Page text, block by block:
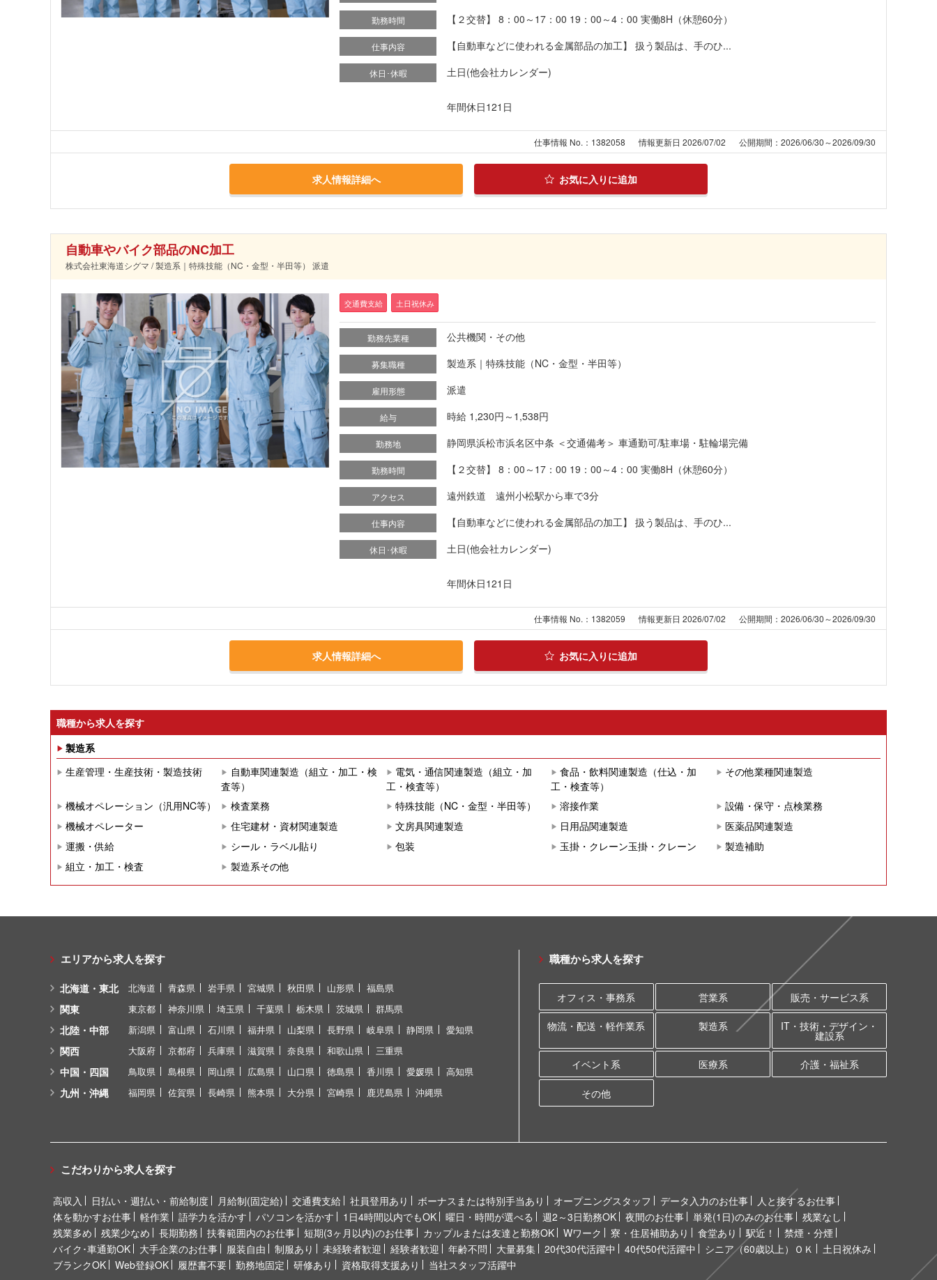
勤務時間 【２交替】 8：00～17：00 19：00～4：00 実働8H（休憩60分）
仕事内容 【自動車などに使われる金属部品の加工】 扱う製品は、手のひ...
休日･休暇 土日(他会社カレンダー)
年間休日121日
仕事情報 No.：1382058 情報更新日 2026/07/02 公開期間：2026/06/30～2026/09/30
求人情報詳細へ お気に入りに追加
自動車やバイク部品のNC加工
株式会社東海道シグマ / 製造系｜特殊技能（NC・金型・半田等） 派遣
交通費支給 土日祝休み
勤務先業種 公共機関・その他
募集職種 製造系｜特殊技能（NC・金型・半田等）
雇用形態 派遣
給与 時給 1,230円～1,538円
勤務地 静岡県浜松市浜名区中条 ＜交通備考＞ 車通勤可/駐車場・駐輪場完備
勤務時間 【２交替】 8：00～17：00 19：00～4：00 実働8H（休憩60分）
アクセス 遠州鉄道 遠州小松駅から車で3分
仕事内容 【自動車などに使われる金属部品の加工】 扱う製品は、手のひ...
休日･休暇 土日(他会社カレンダー)
年間休日121日
仕事情報 No.：1382059 情報更新日 2026/07/02 公開期間：2026/06/30～2026/09/30
求人情報詳細へ お気に入りに追加
職種から求人を探す
製造系
生産管理・生産技術・製造技術
自動車関連製造（組立・加工・検
査等）
電気・通信関連製造（組立・加
工・検査等）
食品・飲料関連製造（仕込・加
工・検査等）
その他業種関連製造
機械オペレーション（汎用NC等） 検査業務 特殊技能（NC・金型・半田等） 溶接作業
設備・保守・点検業務
機械オペレーター
住宅建材・資材関連製造 文房具関連製造 日用品関連製造
医薬品関連製造
運搬・供給
シール・ラベル貼り 包装 玉掛・クレーン玉掛・クレーン
製造補助
組立・加工・検査
製造系その他
エリアから求人を探す
北海道・東北 北海道 青森県 岩手県 宮城県 秋田県 山形県 福島県
関東 東京都 神奈川県 埼玉県 千葉県 栃木県 茨城県 群馬県
北陸・中部 新潟県 富山県 石川県 福井県 山梨県 長野県 岐阜県 静岡県 愛知県
関西 大阪府 京都府 兵庫県 滋賀県 奈良県 和歌山県 三重県
中国・四国 鳥取県 島根県 岡山県 広島県 山口県 徳島県 香川県 愛媛県 高知県
九州・沖縄 福岡県 佐賀県 長崎県 熊本県 大分県 宮崎県 鹿児島県 沖縄県
職種から求人を探す
オフィス・事務系 営業系 販売・サービス系
物流・配送・軽作業系 製造系 IT・技術・デザイン・
建設系
イベント系 医療系 介護・福祉系
その他
こだわりから求人を探す
高収入 日払い・週払い・前給制度 月給制(固定給) 交通費支給 社員登用あり ボーナスまたは特別手当あり オープニングスタッフ データ入力のお仕事
人と接するお仕事
体を動かすお仕事
軽作業 語学力を活かす パソコンを活かす 1日4時間以内でもOK 曜日・時間が選べる 週2～3日勤務OK 夜間のお仕事 単発(1日)のみのお仕事
残業なし
残業多め
残業少なめ 長期勤務 扶養範囲内のお仕事 短期(3ヶ月以内)のお仕事 カップルまたは友達と勤務OK Wワーク 寮・住居補助あり 食堂あり 駅近！
禁煙・分煙
バイク･車通勤OK
大手企業のお仕事 服装自由 制服あり 未経験者歓迎 経験者歓迎 年齢不問 大量募集 20代30代活躍中 40代50代活躍中 シニア（60歳以上）ＯＫ
土日祝休み
ブランクOK
Web登録OK 履歴書不要 勤務地固定 研修あり 資格取得支援あり 当社スタッフ活躍中